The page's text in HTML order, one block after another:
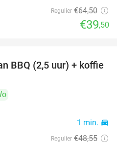
Regulier €64,50
€39,50
26%
BBQ (2,5 uur) + koffie
1 min. directions_car
Regulier €48,55